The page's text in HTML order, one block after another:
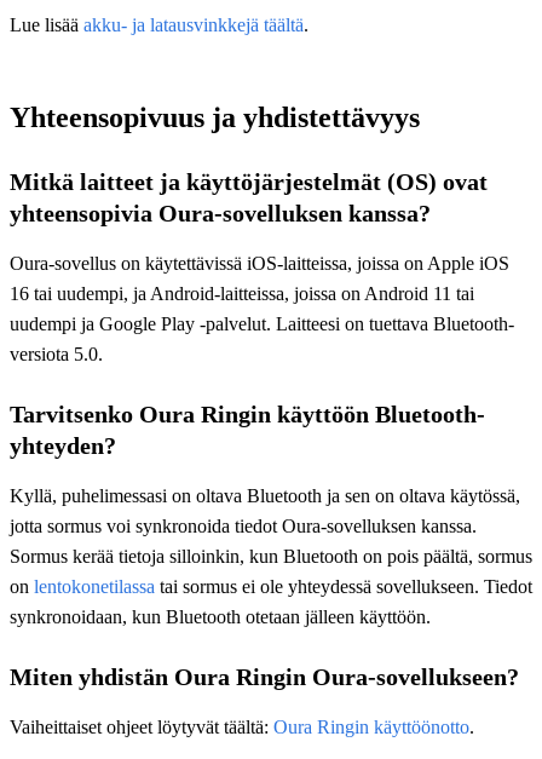
Lue lisää akku- ja latausvinkkejä täältä.
Yhteensopivuus ja yhdistettävyys
Mitkä laitteet ja käyttöjärjestelmät (OS) ovat
yhteensopivia Oura-sovelluksen kanssa?
Oura-sovellus on käytettävissä iOS-laitteissa, joissa on Apple iOS
16 tai uudempi, ja Android-laitteissa, joissa on Android 11 tai
uudempi ja Google Play -palvelut. Laitteesi on tuettava Bluetooth-
versiota 5.0.
Tarvitsenko Oura Ringin käyttöön Bluetooth-
yhteyden?
Kyllä, puhelimessasi on oltava Bluetooth ja sen on oltava käytössä,
jotta sormus voi synkronoida tiedot Oura-sovelluksen kanssa.
Sormus kerää tietoja silloinkin, kun Bluetooth on pois päältä, sormus
on lentokonetilassa tai sormus ei ole yhteydessä sovellukseen. Tiedot
synkronoidaan, kun Bluetooth otetaan jälleen käyttöön.
Miten yhdistän Oura Ringin Oura-sovellukseen?
Vaiheittaiset ohjeet löytyvät täältä: Oura Ringin käyttöönotto.